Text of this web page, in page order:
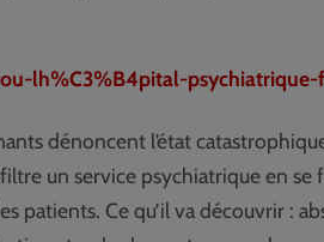
lh%C3%B4pital-psychiatrique-
dénoncent l’état
un service psychiatrique en se
patients. Ce qu’il va découvrir :